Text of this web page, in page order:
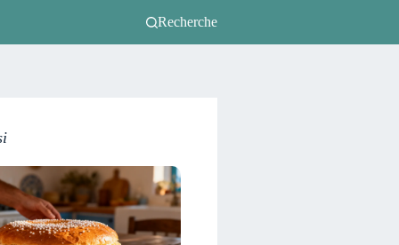
Recherche